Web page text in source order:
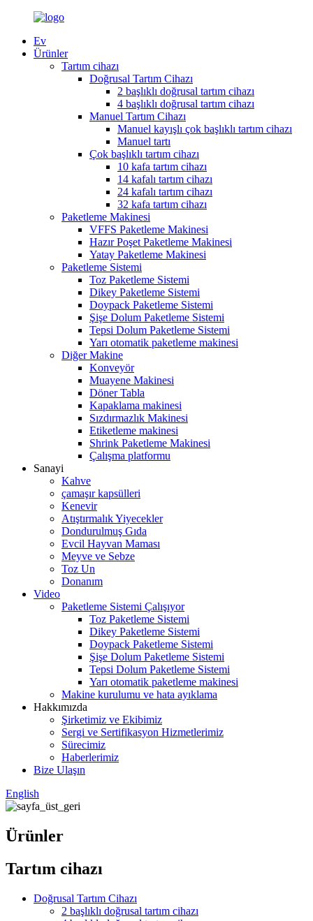
Ev
Ürünler
Tartım cihazı
Doğrusal Tartım Cihazı
2 başlıklı doğrusal tartım cihazı
4 başlıklı doğrusal tartım cihazı
Manuel Tartım Cihazı
Manuel kayışlı çok başlıklı tartım cihazı
Manuel tartı
Çok başlıklı tartım cihazı
10 kafa tartım cihazı
14 kafalı tartım cihazı
24 kafalı tartım cihazı
32 kafa tartım cihazı
Paketleme Makinesi
VFFS Paketleme Makinesi
Hazır Poşet Paketleme Makinesi
Yatay Paketleme Makinesi
Paketleme Sistemi
Toz Paketleme Sistemi
Dikey Paketleme Sistemi
Doypack Paketleme Sistemi
Şişe Dolum Paketleme Sistemi
Tepsi Dolum Paketleme Sistemi
Yarı otomatik paketleme makinesi
Diğer Makine
Konveyör
Muayene Makinesi
Döner Tabla
Kapaklama makinesi
Sızdırmazlık Makinesi
Etiketleme makinesi
Shrink Paketleme Makinesi
Çalışma platformu
Sanayi
Kahve
çamaşır kapsülleri
Kenevir
Atıştırmalık Yiyecekler
Dondurulmuş Gıda
Evcil Hayvan Maması
Meyve ve Sebze
Toz Un
Donanım
Video
Paketleme Sistemi Çalışıyor
Toz Paketleme Sistemi
Dikey Paketleme Sistemi
Doypack Paketleme Sistemi
Şişe Dolum Paketleme Sistemi
Tepsi Dolum Paketleme Sistemi
Yarı otomatik paketleme makinesi
Makine kurulumu ve hata ayıklama
Hakkımızda
Şirketimiz ve Ekibimiz
Sergi ve Sertifikasyon Hizmetlerimiz
Sürecimiz
Haberlerimiz
Bize Ulaşın
English
Ürünler
Tartım cihazı
Doğrusal Tartım Cihazı
2 başlıklı doğrusal tartım cihazı